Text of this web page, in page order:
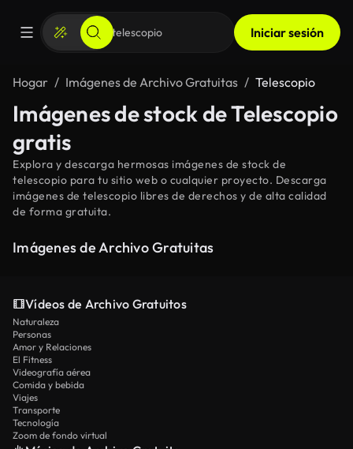
Iniciar sesión
Hogar Imágenes de Archivo Gratuitas Telescopio
Imágenes de stock de Telescopio
gratis
Explora y descarga hermosas imágenes de stock de
telescopio para tu sitio web o cualquier proyecto. Descarga
imágenes de telescopio libres de derechos y de alta calidad
de forma gratuita.
Imágenes de Archivo Gratuitas
Vídeos de Archivo Gratuitos
Naturaleza
Personas
Amor y Relaciones
El Fitness
Videografía aérea
Comida y bebida
Viajes
Transporte
Tecnología
Zoom de fondo virtual